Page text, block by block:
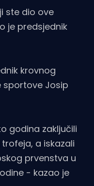
ste dio ove
je predsjednik
krovnog
sportove Josip
godina zaključili
a iskazali
prvenstva u
- kazao je